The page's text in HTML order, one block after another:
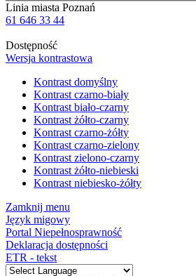
Linia miasta Poznań
61 646 33 44
Dostępność
Wersja kontrastowa
Kontrast domyślny
Kontrast czarno-biały
Kontrast biało-czarny
Kontrast żółto-czarny
Kontrast czarno-żółty
Kontrast czarno-zielony
Kontrast zielono-czarny
Kontrast żółto-niebieski
Kontrast niebiesko-żółty
Zamknij menu
Język migowy
Portal Niepełnosprawność
Deklaracja dostępności
ETR - tekst